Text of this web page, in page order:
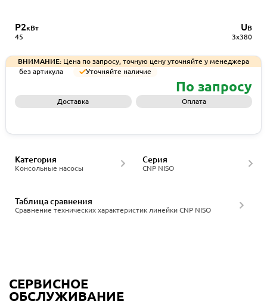
P2кВт
45
UВ
3x380
ВНИМАНИЕ: Цена по запросу, точную цену уточняйте у менеджера
без артикула
Уточняйте наличие
По запросу
Доставка Оплата
Консольные насосы
Категория
CNP NISO
Серия
Сравнение технических характеристик линейки CNP NISO
Таблица сравнения
СЕРВИСНОЕ
ОБСЛУЖИВАНИЕ